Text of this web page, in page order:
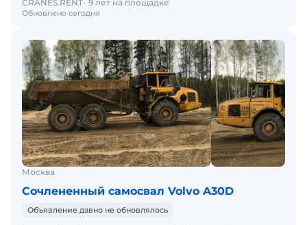
Обновлено сегодня
CRANES.RENT 9 лет на площадке
Москва
Сочлененный самосвал Volvo A30D
Объявление давно не обновлялось